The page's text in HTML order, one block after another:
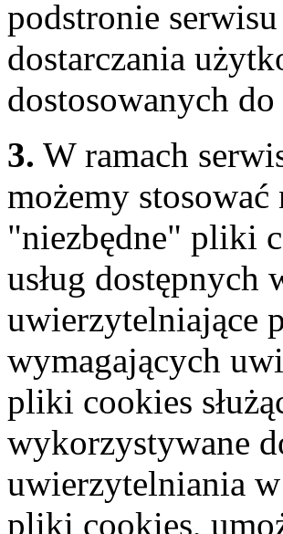
podstronie
dostarczania
dostosowanych
3. W ramach
możemy
"niezbędne" pliki
usług dostępnych
uwierzytelniające
wymagających
pliki cookies
wykorzystywane
uwierzytelniania
pliki cookies,